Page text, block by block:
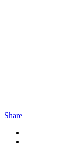
Share